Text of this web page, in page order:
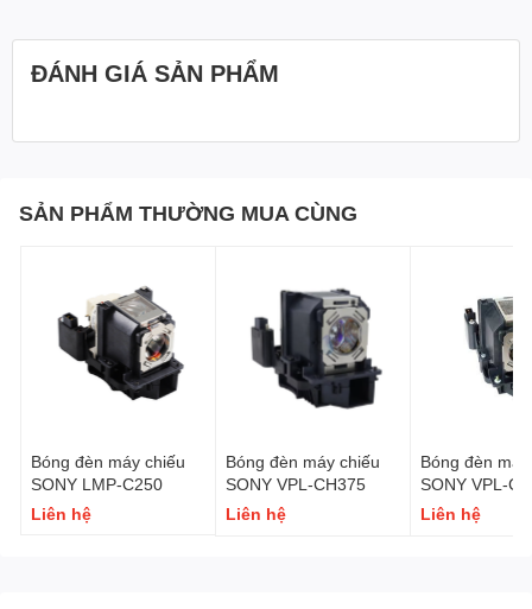
ĐÁNH GIÁ SẢN PHẨM
SẢN PHẨM THƯỜNG MUA CÙNG
Bóng đèn máy chiếu
SONY LMP-C250
Liên hệ
Bóng đèn máy chiếu
SONY VPL-CH375
Liên hệ
Bóng đèn
SONY VPL-
Liên hệ